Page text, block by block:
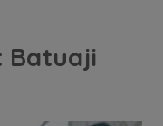
Batuaji